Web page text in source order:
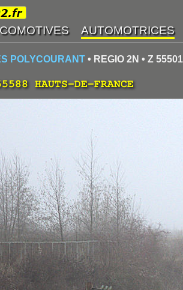
POLYCOURANT • REGIO 2N • Z
HAUTS-DE-FRANCE